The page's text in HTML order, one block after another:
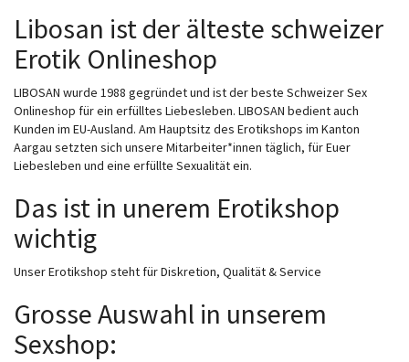
Libosan ist der älteste schweizer
Erotik Onlineshop
LIBOSAN wurde 1988 gegründet und ist der beste Schweizer Sex
Onlineshop für ein erfülltes Liebesleben. LIBOSAN bedient auch
Kunden im EU-Ausland. Am Hauptsitz des Erotikshops im Kanton
Aargau setzten sich unsere Mitarbeiter*innen täglich, für Euer
Liebesleben und eine erfüllte Sexualität ein.
Das ist in unerem Erotikshop
wichtig
Unser Erotikshop steht für Diskretion, Qualität & Service
Grosse Auswahl in unserem
Sexshop: